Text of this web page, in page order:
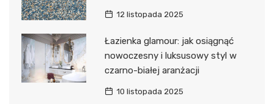
12 listopada 2025
Łazienka glamour: jak osiągnąć
nowoczesny i luksusowy styl w
czarno-białej aranżacji
10 listopada 2025